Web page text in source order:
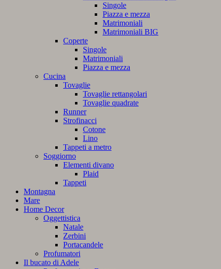
Singole
Piazza e mezza
Matrimoniali
Matrimoniali BIG
Coperte
Singole
Matrimoniali
Piazza e mezza
Cucina
Tovaglie
Tovaglie rettangolari
Tovaglie quadrate
Runner
Strofinacci
Cotone
Lino
Tappeti a metro
Soggiorno
Elementi divano
Plaid
Tappeti
Montagna
Mare
Home Decor
Oggettistica
Natale
Zerbini
Portacandele
Profumatori
Il bucato di Adele